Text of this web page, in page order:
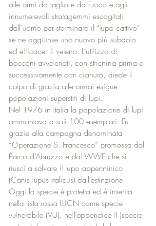
alle armi da taglio e da fuoco e agli
innumerevoli stratagemmi escogitati
dall’uomo per sterminare il “lupo cattivo”
se ne aggiunse uno nuovo più subdolo
ed efficace: il veleno. L’utilizzo di
bocconi avvelenati, con stricnina prima e
successivamente con cianuro, diede il
colpo di grazia alle ormai esigue
popolazioni superstiti di lupi.
Nel 1976 in Italia la popolazione di lupi
ammontava a soli 100 esemplari. Fu
grazie alla campagna denominata
“Operazione S. Francesco” promossa dal
Parco d’Abruzzo e dal WWF che si
riuscì a salvare il lupo appenninico
(Canis lupus italicus) dall’estinzione.
Oggi la specie è protetta ed è inserita
nella lista rossa IUCN come specie
vulnerabile (VU), nell’appendice II (specie